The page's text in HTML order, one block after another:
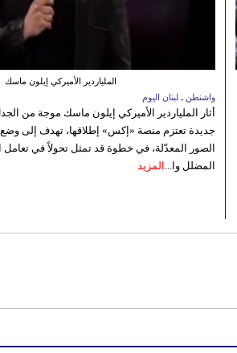
الملياردير الأميركي إيلون ماسك
واشنطن ـ لبنان اليوم
أثار الملياردير الأميركي إيلون ماسك موجة من
جديدة تعتزم منصة «إكس» إطلاقها، تهدف إلى
الصور المعدّلة، في خطوة قد تمثل تحولاً في
المضلل وا... المزيد